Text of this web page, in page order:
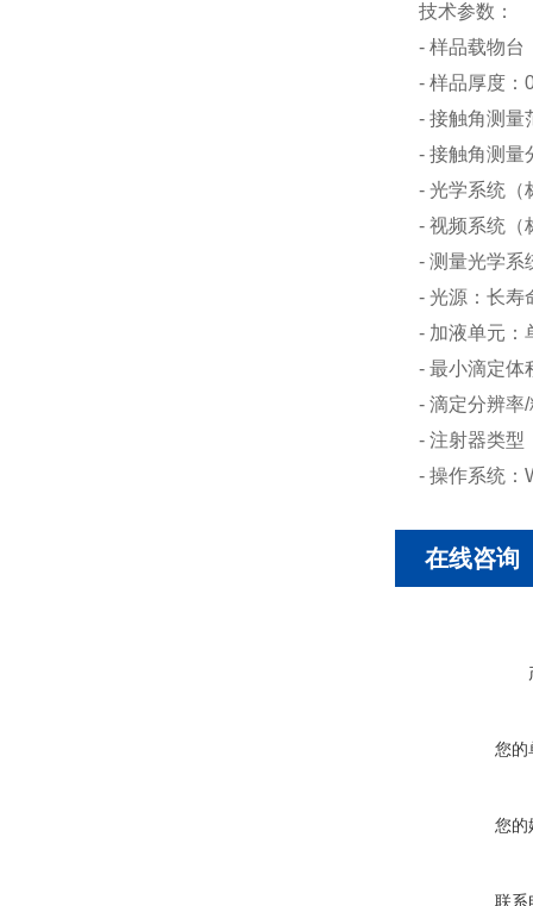
技术参数：
- 样品载物台
- 样品厚度：
- 接触角测量
- 接触角测量
- 光学系统（
- 视频系统（
- 测量光学系
- 光源：长寿
- 加液单元：
- 最小滴定
- 滴定分辨
- 注射器类型
- 操作系统：
在线咨询
您的
您的
联系